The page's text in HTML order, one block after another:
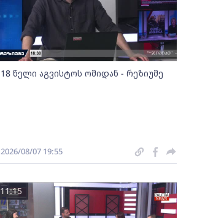
18 წელი აგვისტოს ომიდან - რეზიუმე
2026/08/07 19:55
11:15